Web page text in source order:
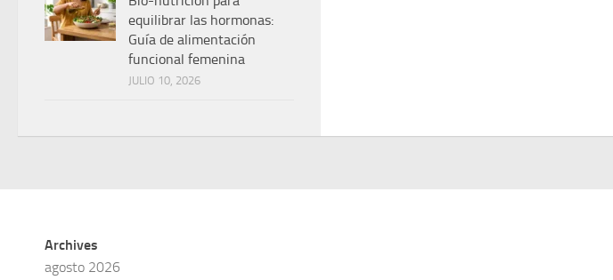
equilibrar las hormonas:
Guía de alimentación
funcional femenina
JULIO 10, 2026
Archives
agosto 2026